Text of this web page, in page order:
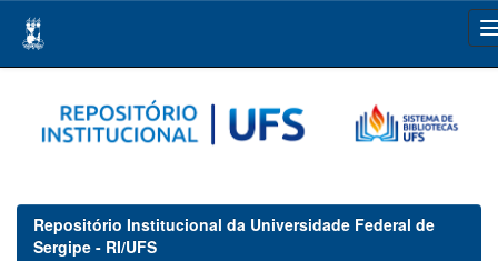
navigation
Repositório Institucional da Universidade Federal de
Sergipe - RI/UFS